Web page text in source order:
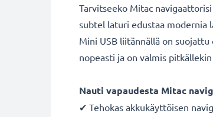
Tarvitseeko Mitac
subtel laturi edustaa modernia
Mini USB liitännällä on
nopeasti ja on valmis
Nauti vapaudesta Mitac
✔ Tehokas akkukäyttöisen